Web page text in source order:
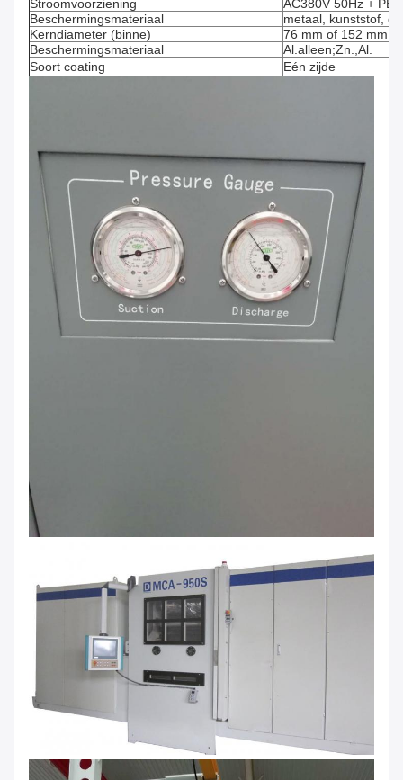
Stroomvoorziening
AC380V 50Hz + PE
Beschermingsmateriaal
metaal, kunststof,
Kerndiameter (binne)
76 mm of 152 mm
Beschermingsmateriaal
Al.alleen;Zn.,Al.
Soort coating
Eén zijde